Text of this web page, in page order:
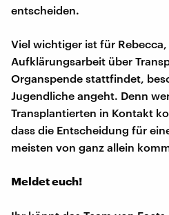
entscheiden.
Viel wichtiger ist für
Aufklärungsarbeit über
Organspende stattfindet,
Jugendliche angeht. Denn
Transplantierten in Kontakt
dass die Entscheidung für
meisten von ganz allein
Meldet euch!